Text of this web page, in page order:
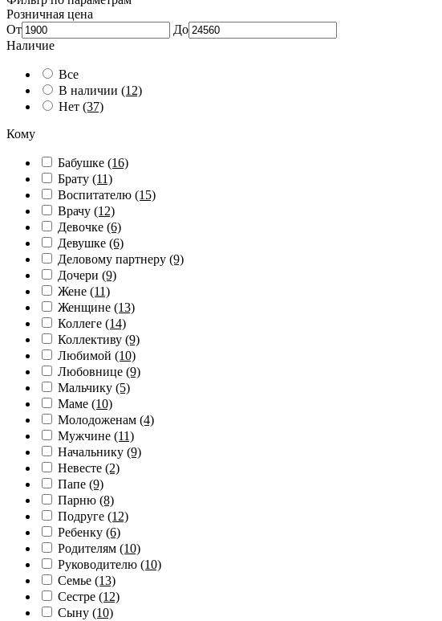
Розничная цена
От
До
Наличие
Все
В наличии (12)
Нет (37)
Кому
Бабушке (16)
Брату (11)
Воспитателю (15)
Врачу (12)
Девочке (6)
Девушке (6)
Деловому партнеру (9)
Дочери (9)
Жене (11)
Женщине (13)
Коллеге (14)
Коллективу (9)
Любимой (10)
Любовнице (9)
Мальчику (5)
Маме (10)
Молодоженам (4)
Мужчине (11)
Начальнику (9)
Невесте (2)
Папе (9)
Парню (8)
Подруге (12)
Ребенку (6)
Родителям (10)
Руководителю (10)
Семье (13)
Сестре (12)
Сыну (10)